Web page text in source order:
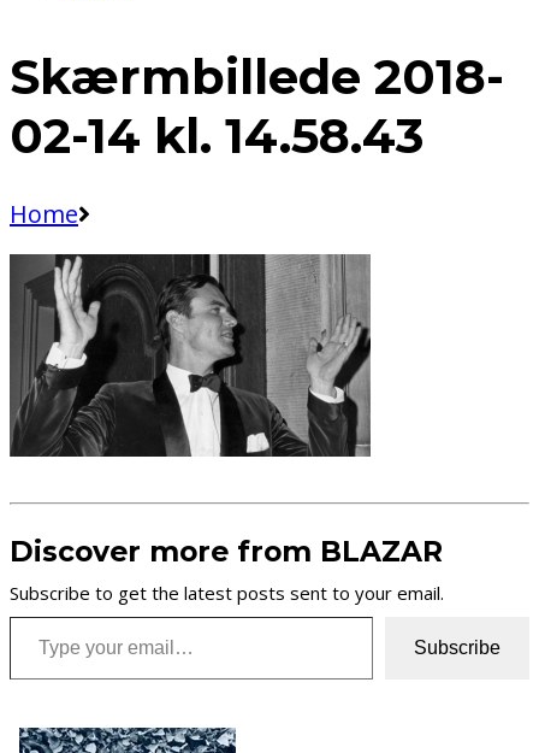
Skærmbillede 2018-
02-14 kl. 14.58.43
Home
Discover more from BLAZAR
Subscribe to get the latest posts sent to your email.
Type your email…
Subscribe